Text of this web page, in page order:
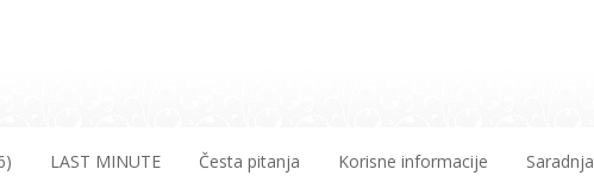
LAST MINUTE Česta pitanja Korisne informacije Saradnja